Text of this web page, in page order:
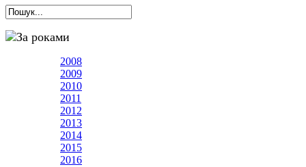
За роками
2008
2009
2010
2011
2012
2013
2014
2015
2016